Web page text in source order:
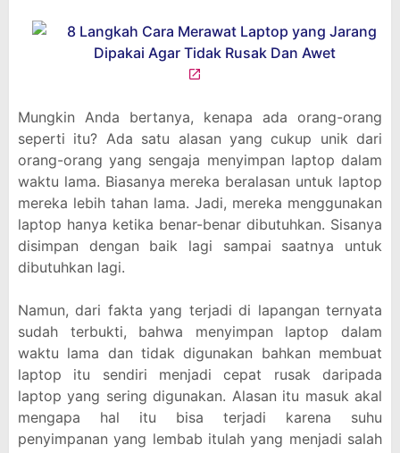
Mungkin Anda bertanya, kenapa ada orang-orang
seperti itu? Ada satu alasan yang cukup unik dari
orang-orang yang sengaja menyimpan laptop dalam
waktu lama. Biasanya mereka beralasan untuk laptop
mereka lebih tahan lama. Jadi, mereka menggunakan
laptop hanya ketika benar-benar dibutuhkan. Sisanya
disimpan dengan baik lagi sampai saatnya untuk
dibutuhkan lagi.
Namun, dari fakta yang terjadi di lapangan ternyata
sudah terbukti, bahwa menyimpan laptop dalam
waktu lama dan tidak digunakan bahkan membuat
laptop itu sendiri menjadi cepat rusak daripada
laptop yang sering digunakan. Alasan itu masuk akal
mengapa hal itu bisa terjadi karena suhu
penyimpanan yang lembab itulah yang menjadi salah